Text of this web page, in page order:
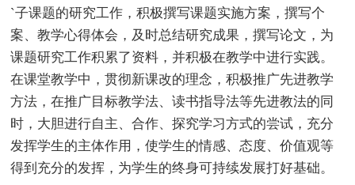
`子课题的研究工作，积极撰写课题实施方案，撰写个
案、教学心得体会，及时总结研究成果，撰写论文，为
课题研究工作积累了资料，并积极在教学中进行实践。
在课堂教学中，贯彻新课改的理念，积极推广先进教学
方法，在推广目标教学法、读书指导法等先进教法的同
时，大胆进行自主、合作、探究学习方式的尝试，充分
发挥学生的主体作用，使学生的情感、态度、价值观等
得到充分的发挥，为学生的终身可持续发展打好基础。